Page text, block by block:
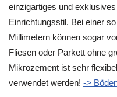
einzigartiges und
Einrichtungsstil. Bei einer
Millimetern können sogar
Fliesen oder Parkett ohne
Mikrozement ist sehr
verwendet werden! ->